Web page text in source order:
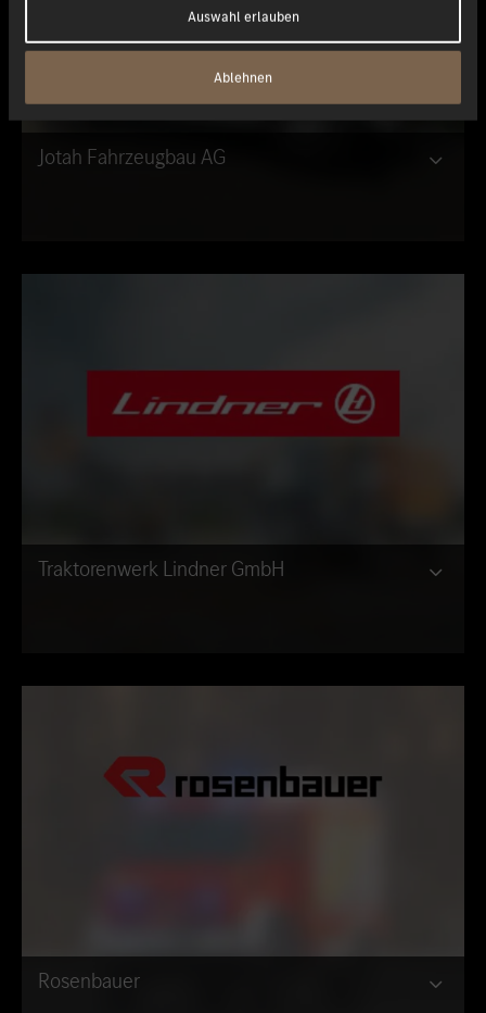
Auswahl erlauben
Ablehnen
Jotah Fahrzeugbau AG
Traktorenwerk Lindner GmbH
Rosenbauer